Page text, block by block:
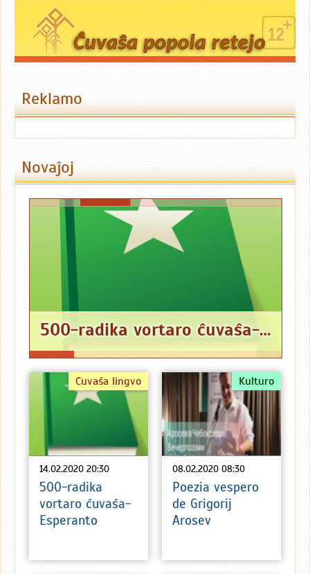
Reklamo
Novaĵoj
500-radika vortaro ĉuvaŝa-Esperanto
14.02.2020 20:30
Ĉuvaŝa lingvo
500-radika
vortaro ĉuvaŝa-
Esperanto
08.02.2020 08:30
Kulturo
Poezia vespero
de Grigorij
Arosev